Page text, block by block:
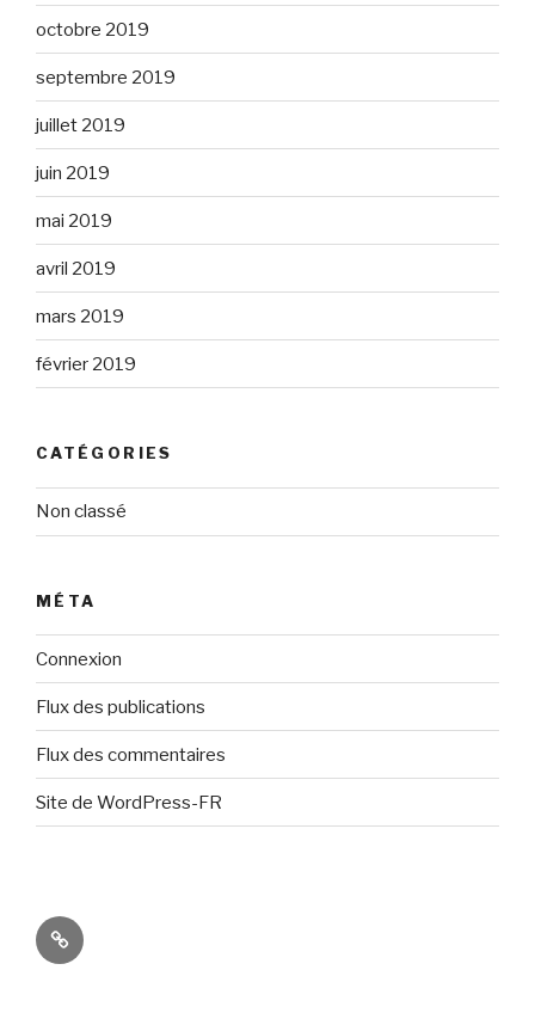
octobre 2019
septembre 2019
juillet 2019
juin 2019
mai 2019
avril 2019
mars 2019
février 2019
CATÉGORIES
Non classé
MÉTA
Connexion
Flux des publications
Flux des commentaires
Site de WordPress-FR
Nous
contacter